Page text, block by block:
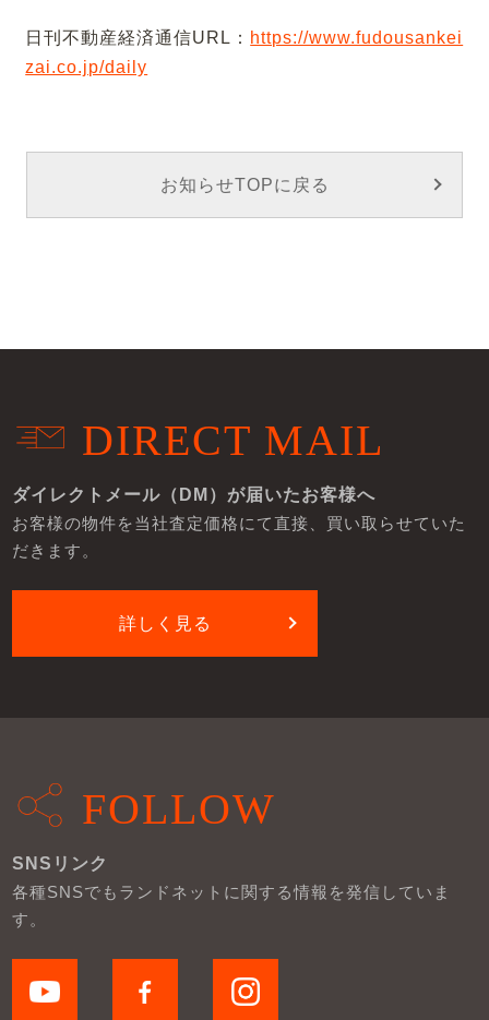
日刊不動産経済通信URL： https://www.fudousankei
zai.co.jp/daily
お知らせTOPに戻る
DIRECT MAIL
ダイレクトメール（DM）が届いたお客様へ
お客様の物件を当社査定価格にて直接、買い取らせていた
だきます。
詳しく見る
FOLLOW
SNSリンク
各種SNSでもランドネットに関する情報を発信していま
す。